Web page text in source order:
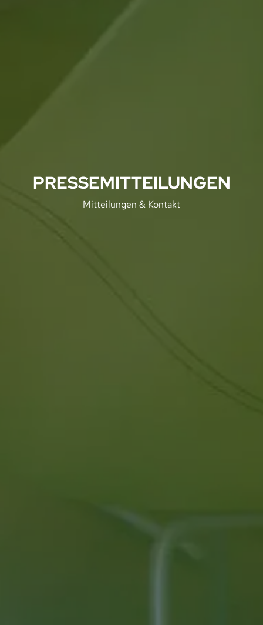
PRESSEMITTEILUNGEN
Mitteilungen & Kontakt